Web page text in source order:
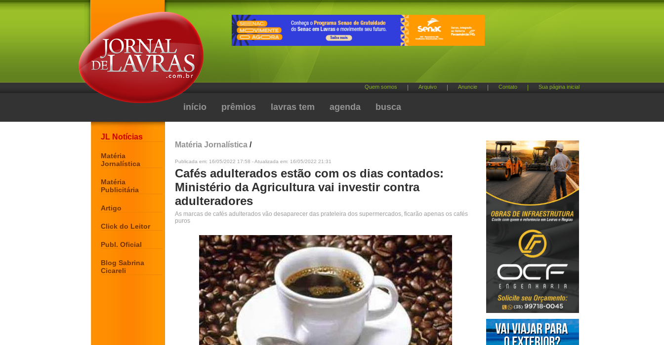
Quem somos Arquivo Anuncie Contato Sua página inicial
início prêmios lavras tem agenda busca
JL Notícias
Matéria
Jornalística
Matéria
Publicitária
Artigo
Click do Leitor
Publ. Oficial
Blog Sabrina
Cicareli
Matéria Jornalística /
Publicada em: 16/05/2022 17:58 - Atualizada em: 16/05/2022 21:31
Cafés adulterados estão com os dias contados:
Ministério da Agricultura vai investir contra
adulteradores
As marcas de cafés adulterados vão desaparecer das prateleira dos supermercados, ficarão apenas os cafés
puros